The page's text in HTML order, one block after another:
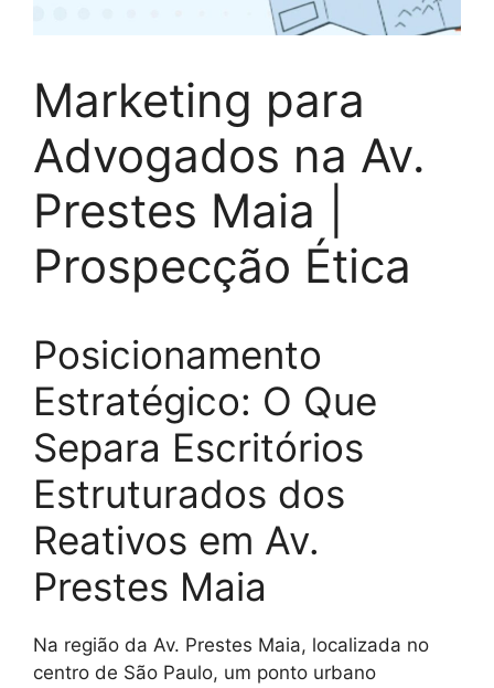
Marketing para
Advogados na Av.
Prestes Maia |
Prospecção Ética
Posicionamento
Estratégico: O Que
Separa Escritórios
Estruturados dos
Reativos em Av.
Prestes Maia
Na região da Av. Prestes Maia, localizada no
centro de São Paulo, um ponto urbano